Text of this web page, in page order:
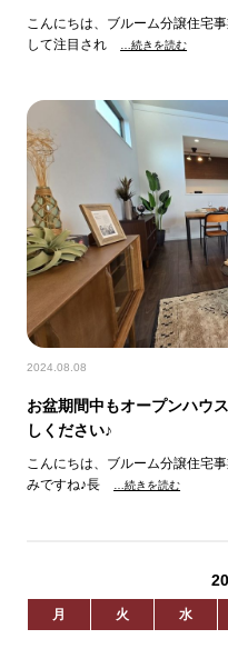
こんにちは、ブルーム分譲住宅
して注目され
…続きを読む
2024.08.08
お盆期間中もオープンハウ
しください♪
こんにちは、ブルーム分譲住宅
みですね♪長
…続きを読む
月 火 水